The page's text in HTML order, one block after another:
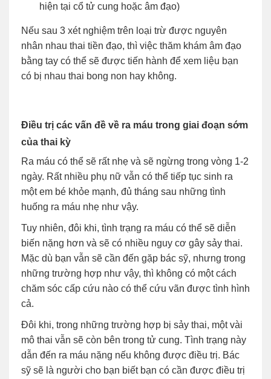
hiện tại cổ tử cung hoặc âm đạo)
Nếu sau 3 xét nghiệm trên loại trừ được nguyên
nhân nhau thai tiền đạo, thì việc thăm khám âm đạo
bằng tay có thể sẽ được tiến hành để xem liệu bạn
có bị nhau thai bong non hay không.
Điều trị các vấn đề về ra máu trong giai đoạn sớm
của thai kỳ
Ra máu có thể sẽ rất nhẹ và sẽ ngừng trong vòng 1-2
ngày. Rất nhiều phụ nữ vẫn có thể tiếp tục sinh ra
một em bé khỏe mạnh, đủ tháng sau những tình
huống ra máu nhẹ như vậy.
Tuy nhiên, đôi khi, tình trạng ra máu có thể sẽ diễn
biến nặng hơn và sẽ có nhiều nguy cơ gây sảy thai.
Mặc dù bạn vẫn sẽ cần đến gặp bác sỹ, nhưng trong
những trường hợp như vậy, thì không có một cách
chăm sóc cấp cứu nào có thể cứu vãn được tình hình
cả.
Đôi khi, trong những trường hợp bị sảy thai, một vài
mô thai vẫn sẽ còn bên trong tử cung. Tình trạng này
dẫn đến ra máu nặng nếu không được điều trị. Bác
sỹ sẽ là người cho bạn biết bạn có cần được điều trị